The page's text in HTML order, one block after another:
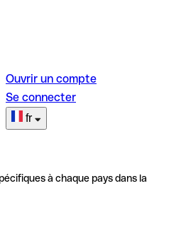
Ouvrir un compte
Se connecter
fr
à chaque pays dans la